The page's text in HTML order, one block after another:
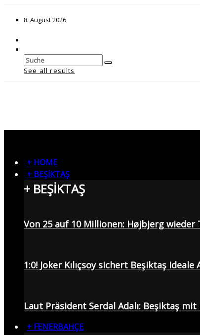
8. August 2026
See all results
+ HOME
+ BEŞİKTAŞ
+ BEŞİKTAŞ
Von 25 auf 10 Millionen: Højbjerg wieder
1:0! Joker Kılıçsoy sichert Beşiktaş
Laut Präsident Serdal Adalı: Beşiktaş
+ FENERBAHÇE